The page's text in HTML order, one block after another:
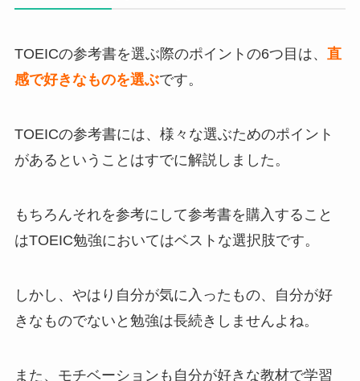
TOEICの参考書を選ぶ際のポイントの6つ目は、 直
感で好きなものを選ぶです。
TOEICの参考書には、様々な選ぶためのポイント
があるということはすでに解説しました。
もちろんそれを参考にして参考書を購入すること
はTOEIC勉強においてはベストな選択肢です。
しかし、やはり自分が気に入ったもの、自分が好
きなものでないと勉強は長続きしませんよね。
また、モチベーションも自分が好きな教材で学習